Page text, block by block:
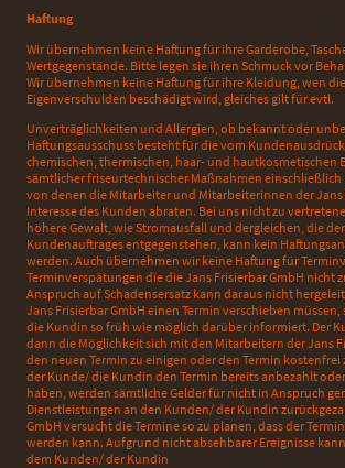
Haftung
Wir übernehmen keine Haftung für ihre Garderobe,
Wertgegenstände. Bitte legen sie ihren Schmuck vor
Wir übernehmen keine Haftung für ihre Kleidung, wen
Eigenverschulden beschädigt wird, gleiches gilt für evtl.
Unverträglichkeiten und Allergien, ob bekannt oder
Haftungsausschuss besteht für die vom
chemischen, thermischen, haar- und hautkosmetischen
sämtlicher friseurtechnischer Maßnahmen einschließlich
von denen die Mitarbeiter und Mitarbeiterinnen der Jans
Interesse des Kunden abraten. Bei uns nicht zu
höhere Gewalt, wie Stromausfall und dergleichen, die
Kundenauftrages entgegenstehen, kann kein
werden. Auch übernehmen wir keine Haftung für
Terminverspätungen die die Jans Frisierbar GmbH nicht
Anspruch auf Schadensersatz kann daraus nicht
Jans Frisierbar GmbH einen Termin verschieben
die Kundin so früh wie möglich darüber informiert. Der
dann die Möglichkeit sich mit den Mitarbeitern der Jans
den neuen Termin zu einigen oder den Termin
der Kunde/ die Kundin den Termin bereits anbezahlt
haben, werden sämtliche Gelder für nicht in Anspruch
Dienstleistungen an den Kunden/ der Kundin
GmbH versucht die Termine so zu planen, dass der
werden kann. Aufgrund nicht absehbarer Ereignisse
dem Kunden/ der Kundin